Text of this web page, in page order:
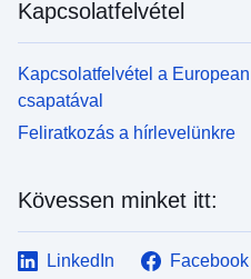
Kapcsolatfelvétel
Kapcsolatfelvétel a
csapatával
Feliratkozás a hírlevelünkre
Kövessen minket itt:
LinkedIn Facebook